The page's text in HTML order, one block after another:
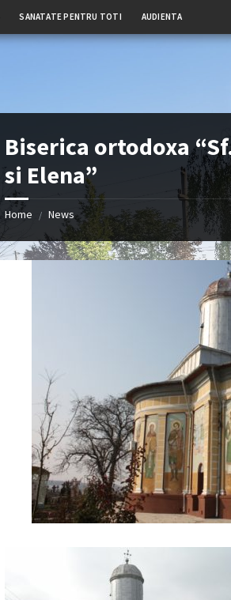
SANATATE PENTRU TOTI AUDIENTA
Biserica ortodoxa
si Elena”
Home / News